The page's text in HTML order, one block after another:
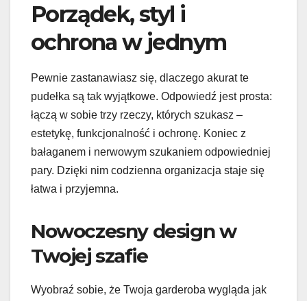
Porządek, styl i
ochrona w jednym
Pewnie zastanawiasz się, dlaczego akurat te
pudełka są tak wyjątkowe. Odpowiedź jest prosta:
łączą w sobie trzy rzeczy, których szukasz –
estetykę, funkcjonalność i ochronę. Koniec z
bałaganem i nerwowym szukaniem odpowiedniej
pary. Dzięki nim codzienna organizacja staje się
łatwa i przyjemna.
Nowoczesny design w
Twojej szafie
Wyobraź sobie, że Twoja garderoba wygląda jak